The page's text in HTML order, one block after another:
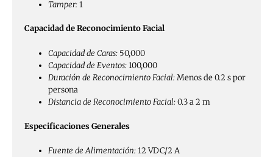
Tamper:1
Capacidad de Reconocimiento Facial
Capacidad de Caras: 50,000
Capacidad de Eventos:100,000
Duración de Reconocimiento Facial:Menos de 0.2 s por
persona
Distancia de Reconocimiento Facial:0.3 a 2 m
Especificaciones Generales
Fuente de Alimentación:12 VDC/2 A